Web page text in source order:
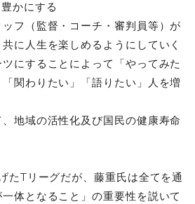
かにする
ッフ（監督・コーチ・審判員等）が
に人生を楽しめるようにしていく
にすることによって「やってみた
関わりたい」「語りたい」人を増
、地域の活性化及び国民の健康寿命
たTリーグだが、藤重氏は全てを通
体となること」の重要性を説いて